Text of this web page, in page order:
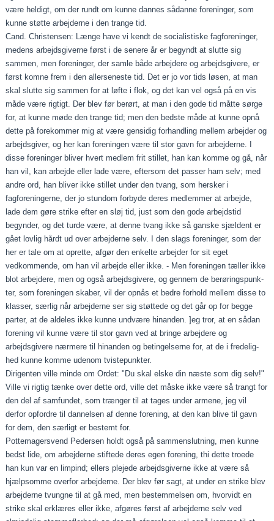
være heldigt, om der rundt om kunne dannes sådanne for­eninger, som
kunne støtte arbejderne i den trange tid.
Cand. Christensen: Længe have vi kendt de socialistiske fagforeninger,
medens arbejdsgiverne først i de senere år er begyndt at slutte sig
sammen, men foreninger, der samle bå­de arbejdere og arbejdsgivere, er
først komne frem i den al­lerseneste tid. Det er jo vor tids løsen, at man
skal slutte sig sammen for at løfte i flok, og det kan vel også på en vis
måde være rigtigt. Der blev før berørt, at man i den go­de tid måtte sørge
for, at kunne møde den trange tid; men den bedste måde at kunne opnå
dette på forekommer mig at være gensidig forhandling mellem arbejder og
arbejdsgiver, og her kan foreningen være til stor gavn for arbejderne. I
disse foreninger bliver hvert medlem frit stillet, han kan komme og gå, når
han vil, kan arbejde eller lade være, ef­tersom det passer ham selv; med
andre ord, han bliver ikke stillet under den tvang, som hersker i
fagforeningerne, der jo stundom forbyde deres medlemmer at arbejde,
lade dem gøre strike efter en sløj tid, just som den gode arbejdstid
begynder, og det turde være, at denne tvang ikke så ganske sjældent er
gået lovlig hårdt ud over arbejderne selv. I den slags foreninger, som der
her er tale om at oprette, afgør den enkelte arbejder for sit eget
vedkommende, om han vil arbejde eller ikke. ‑ Men foreningen tæller ikke
blot arbejde­re, men og også arbejdsgivere, og gennem de berøringspunk­
ter, som foreningen skaber, vil der opnås et bedre forhold mellem disse to
klasser, særlig når arbejderne ser sig støtte­de og det går op for begge
parter, at de aldeles ikke kunne undvære hinanden. ]eg tror, at en sådan
forening vil kunne være til stor gavn ved at bringe arbejdere og
arbejdsgivere nærmere til hinanden og betingelserne for, at de i fredelig­
hed kunne komme udenom tvistepunkter.
Dirigenten ville minde om Ordet: "Du skal elske din næste som dig selv!"
Ville vi rigtig tænke over dette ord, ville det måske ikke være så trangt for
den del af samfundet, som trænger til at tages under armene, jeg vil
derfor opfordre til dannelsen af denne forening, at den kan blive til gavn
for dem, den særligt er bestemt for.
Pottemagersvend Pedersen holdt også på sammenslutning, men kunne
bedst lide, om arbejderne stiftede deres egen for­ening, thi dette troede
han kun var en limpind; ellers plejede arbejdsgiverne ikke at være så
hjælpsomme overfor arbejder­ne. Der blev før sagt, at under en strike blev
arbejderne tvungne til at gå med, men bestemmelsen om, hvorvidt en
strike skal erklæres eller ikke, afgøres først af arbejderne selv ved